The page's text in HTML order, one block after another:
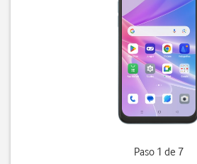
Paso 1 de 7